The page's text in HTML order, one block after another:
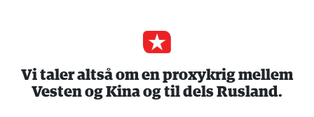
Vi taler altså om en proxykrig mellem
Vesten og Kina og til dels Rusland.